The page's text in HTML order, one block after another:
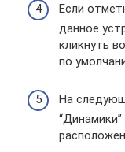
Если
данное
кликнуть
по
На